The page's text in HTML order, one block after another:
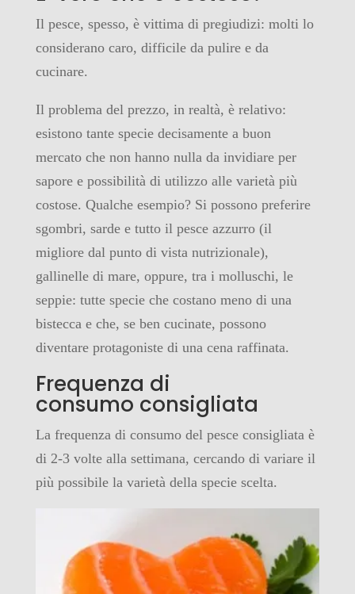
Il pesce, spesso, è vittima di pregiudizi: molti lo
considerano caro, difficile da pulire e da
cucinare.
Il problema del prezzo, in realtà, è relativo:
esistono tante specie decisamente a buon
mercato che non hanno nulla da invidiare per
sapore e possibilità di utilizzo alle varietà più
costose. Qualche esempio? Si possono preferire
sgombri, sarde e tutto il pesce azzurro (il
migliore dal punto di vista nutrizionale),
gallinelle di mare, oppure, tra i molluschi, le
seppie: tutte specie che costano meno di una
bistecca e che, se ben cucinate, possono
diventare protagoniste di una cena raffinata.
Frequenza di
consumo consigliata
La frequenza di consumo del pesce consigliata è
di 2-3 volte alla settimana, cercando di variare il
più possibile la varietà della specie scelta.